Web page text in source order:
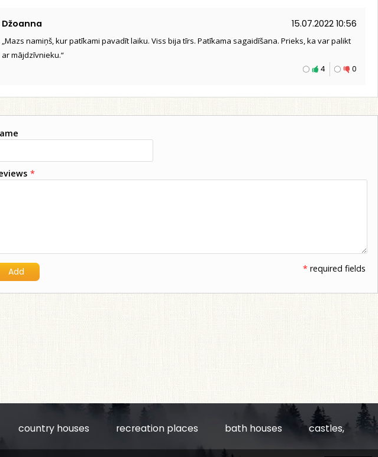
Džoanna 15.07.2022 10:56
„Mazs namiņš, kur patīkami pavadīt laiku. Viss bija tīrs. Patīkama sagaidīšana. Prieks, ka var palikt
ar mājdzīvnieku.“
0
4
*
* required fields
country houses recreation places bath houses castles,